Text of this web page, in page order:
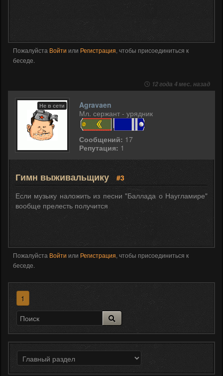
Пожалуйста Войти или Регистрация, чтобы присоединиться к
беседе.
12 года 4 мес. назад
Не в сети
Agravaen
Мл. сержант - урядник
Сообщений: 17
Репутация: 1
Гимн выживальщику
#3
Если музыку наложить из песни "Баллада о Наугламире"
вообще прелесть получится
Пожалуйста Войти или Регистрация, чтобы присоединиться к
беседе.
1